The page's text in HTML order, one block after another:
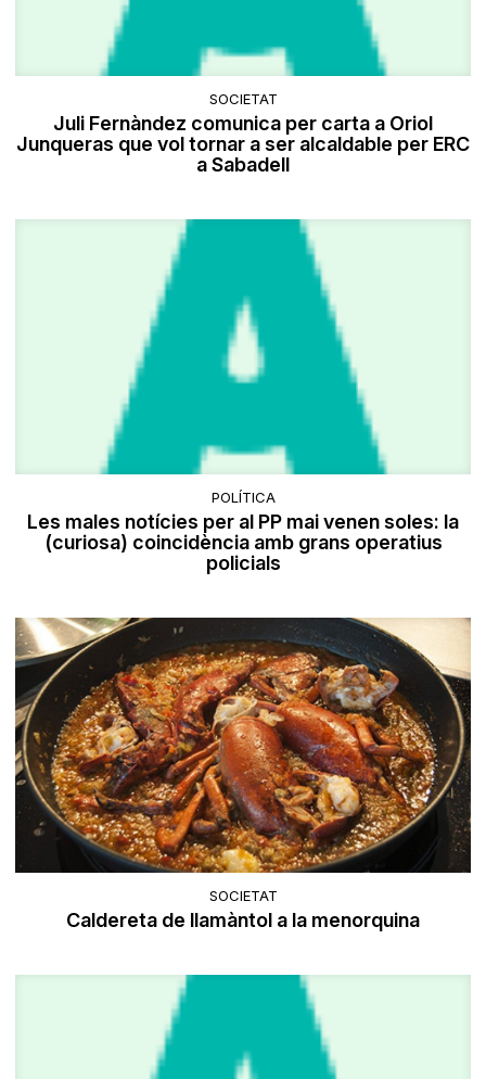
SOCIETAT
Juli Fernàndez comunica per carta a Oriol
Junqueras que vol tornar a ser alcaldable per ERC
a Sabadell
POLÍTICA
Les males notícies per al PP mai venen soles: la
(curiosa) coincidència amb grans operatius
policials
SOCIETAT
Caldereta de llamàntol a la menorquina